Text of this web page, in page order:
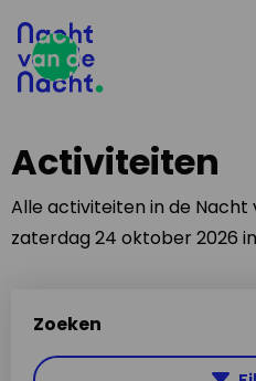
Activiteiten
Alle activiteiten in de Nacht
zaterdag 24 oktober 2026
Zoeken